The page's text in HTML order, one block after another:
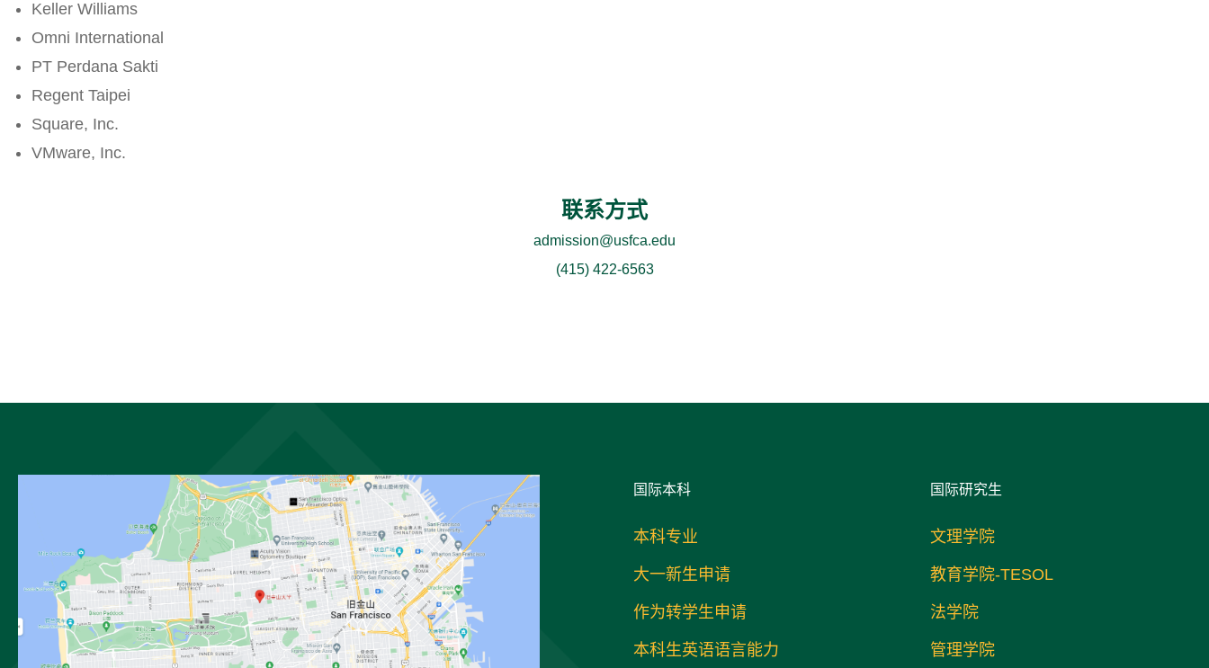
Keller Williams
Omni International
PT Perdana Sakti
Regent Taipei
Square, Inc.
VMware, Inc.
联系方式
admission@usfca.edu
(415) 422-6563
国际本科
本科专业
大一新生申请
作为转学生申请
本科生英语语言能力
国际研究生
文理学院
教育学院-TESOL
法学院
管理学院